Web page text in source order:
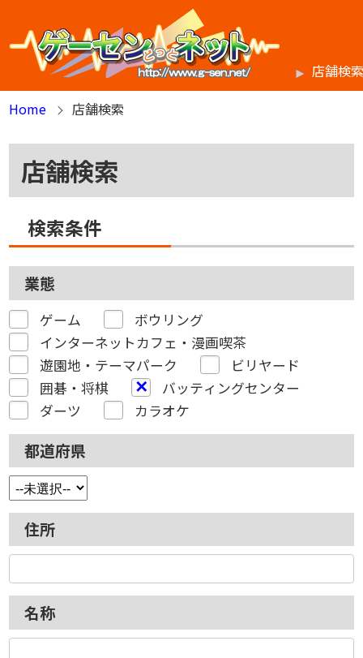
店舗検
Home
店舗検索
店舗検索
検索条件
業態
ゲーム
ボウリング
インターネットカフェ・漫画喫茶
遊園地・テーマパーク
ビリヤード
囲碁・将棋
バッティングセンター
ダーツ
カラオケ
都道府県
住所
名称